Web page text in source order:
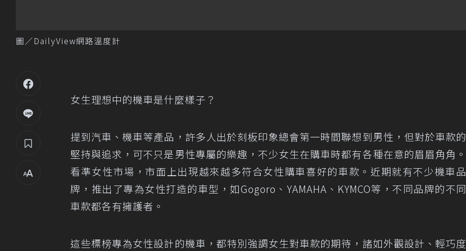
圖／DailyView網路溫度計
女生理想中的機車是什麼樣子？
提到汽車、機車等產品，許多人出於刻板印象總會第一時間聯想到男性，但對於車款的
堅持與追求，可不只是男性專屬的樂趣，不少女生在購車時都有各種在意的眉眉角角。
看準女性市場，市面上出現越來越多符合女性購車喜好的車款。近期就有不少機車品
牌，推出了專為女性打造的車型，如Gogoro、YAMAHA、KYMCO等，不同品牌的不同
車款都各有擁護者。
這些標榜專為女性設計的機車，都特別強調女生對車款的期待，諸如外觀設計、輕巧度